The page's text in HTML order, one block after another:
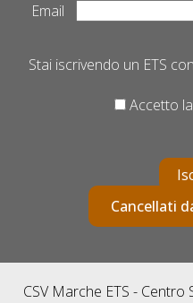
Email
Stai iscrivendo un ETS
Accetto la
Cancellati
CSV Marche ETS -